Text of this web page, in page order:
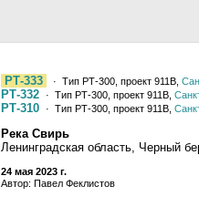
РТ-333 · Тип РТ-300, проект 911В,
РТ-332 · Тип РТ-300, проект 911В,
РТ-310 · Тип РТ-300, проект 911В,
Река Свирь
Ленинградская область, Черный
24 мая 2023 г.
Автор: Павел Феклистов